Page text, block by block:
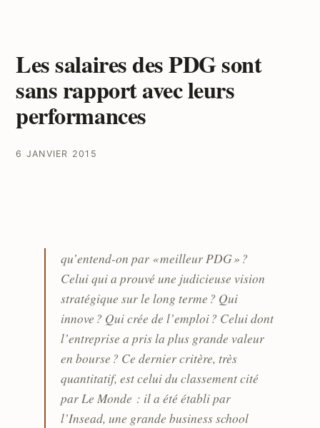
Les salaires des PDG sont
sans rapport avec leurs
performances
6 JANVIER 2015
qu’entend-on par « meilleur PDG » ?
Celui qui a prouvé une judicieuse vision
stratégique sur le long terme ? Qui
innove ? Qui crée de l’emploi ? Celui dont
l’entreprise a pris la plus grande valeur
en bourse ? Ce dernier critère, très
quantitatif, est celui du classement cité
par Le Monde : il a été établi par
l’Insead, une grande business school